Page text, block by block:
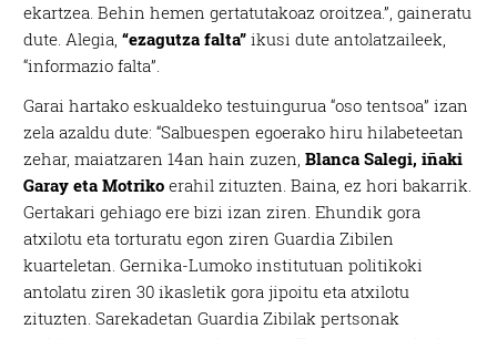
ekartzea. Behin hemen gertatutakoaz oroitzea.”, gaineratu
dute. Alegia,“ezagutza falta” ikusi dute antolatzaileek,
“informazio falta”.
Garai hartako eskualdeko testuingurua “oso tentsoa” izan
zela azaldu dute: “Salbuespen egoerako hiru hilabeteetan
zehar, maiatzaren 14an hain zuzen,Blanca Salegi, iñaki
Garay eta Motriko erahil zituzten. Baina, ez hori bakarrik.
Gertakari gehiago ere bizi izan ziren. Ehundik gora
atxilotu eta torturatu egon ziren Guardia Zibilen
kuarteletan. Gernika-Lumoko institutuan politikoki
antolatu ziren 30 ikasletik gora jipoitu eta atxilotu
zituzten. Sarekadetan Guardia Zibilak pertsonak